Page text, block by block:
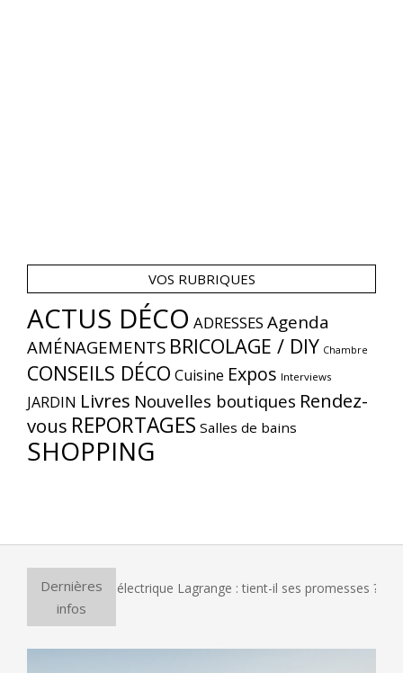
VOS RUBRIQUES
ACTUS DÉCO ADRESSES Agenda
AMÉNAGEMENTS BRICOLAGE / DIY Chambre
CONSEILS DÉCO Cuisine Expos Interviews
JARDIN Livres Nouvelles boutiques Rendez-
vous REPORTAGES Salles de bains
SHOPPING
Dernières
infos
à pizza électrique Lagrange : tient-il ses promesses ?